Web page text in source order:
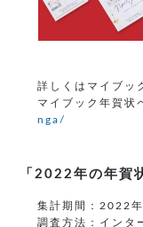
詳しくはマイブッ
マイブック年賀状
nga/
「2022年の年賀
集計期間：2022
調査方法：インタ